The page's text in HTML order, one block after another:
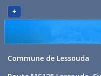
+
Commune de Lessouda